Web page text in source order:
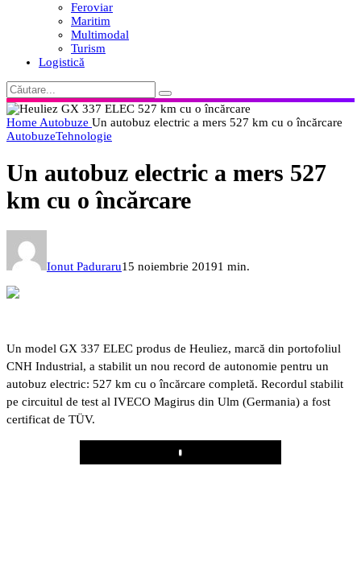
Feroviar
Maritim
Multimodal
Turism
Logistică
Home Autobuze Un autobuz electric a mers 527 km cu o încărcare
AutobuzeTehnologie
Un autobuz electric a mers 527
km cu o încărcare
Ionut Paduraru15 noiembrie 20191 min.
Un model GX 337 ELEC produs de Heuliez, marcă din portofoliul
CNH Industrial, a stabilit un nou record de autonomie pentru un
autobuz electric: 527 km cu o încărcare completă. Recordul stabilit
pe circuitul de test al IVECO Magirus din Ulm (Germania) a fost
certificat de TÜV.
Play